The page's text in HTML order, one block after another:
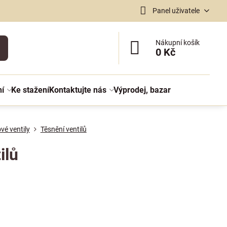
Panel uživatele
Nákupní košík
0 Kč
Ke staženíKontaktujte nás Výprodej, bazar
ventily Těsnění ventilů